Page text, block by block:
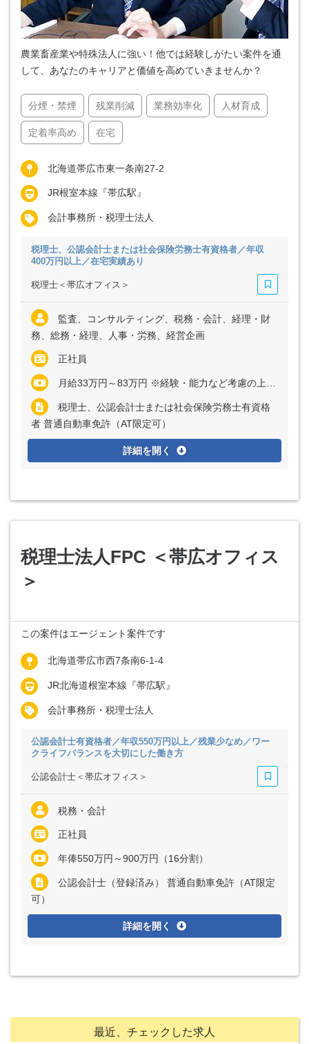
農業畜産業や特殊法人に強い！他では経験しがたい案件を通
して、あなたのキャリアと価値を高めていきませんか？
分煙・禁煙 残業削減 業務効率化 人材育成
定着率高め 在宅
北海道帯広市東一条南27-2
JR根室本線『帯広駅』
会計事務所・税理士法人
税理士、公認会計士または社会保険労務士有資格者／年収
400万円以上／在宅実績あり
税理士＜帯広オフィス＞
監査、コンサルティング、税務・会計、経理・財
務、総務・経理、人事・労務、経営企画
正社員
月給33万円～83万円 ※経験・能力など考慮の上、決定いたします ※残業代は全額支給
税理士、公認会計士または社会保険労務士有資格
者 普通自動車免許（AT限定可）
詳細を開く
税理士法人FPC ＜帯広オフィス
＞
この案件はエージェント案件です
北海道帯広市西7条南6-1-4
JR北海道根室本線『帯広駅』
会計事務所・税理士法人
公認会計士有資格者／年収550万円以上／残業少なめ／ワー
クライフバランスを大切にした働き方
公認会計士＜帯広オフィス＞
税務・会計
正社員
年俸550万円～900万円（16分割）
公認会計士（登録済み） 普通自動車免許（AT限定
可）
詳細を開く
最近、チェックした求人